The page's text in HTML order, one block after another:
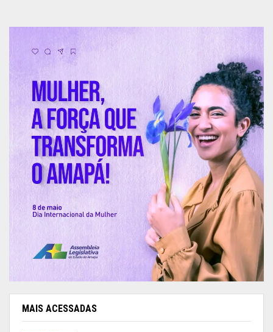
MAIS ACESSADAS